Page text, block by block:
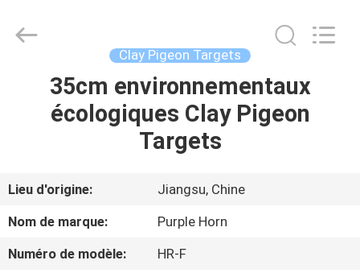
MAISON
AU
SUJET
DE
Commerce
Clay Pigeon Targets
35cm environnementaux
écologiques Clay Pigeon
Targets
Lieu d'origine:
Jiangsu, Chine
Nom de marque:
Purple Horn
Numéro de modèle:
HR-F